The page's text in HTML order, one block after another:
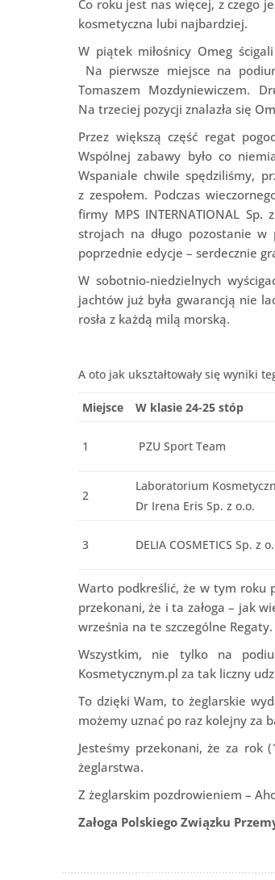
Co roku jest nas więcej, z czego
kosmetyczna lubi najbardziej.
W piątek miłośnicy Omeg
Na pierwsze miejsce na
Tomaszem Mozdyniewiczem.
Na trzeciej pozycji znalazła się
Przez większą część regat
Wspólnej zabawy było co
Wspaniale chwile spędziliśmy,
z zespołem. Podczas
firmy MPS INTERNATIONAL Sp.
strojach na długo pozostanie w
poprzednie edycje – serdecznie
W sobotnio-niedzielnych
jachtów już była gwarancją nie
rosła z każdą milą morską.
A oto jak ukształtowały się wyniki
Miejsce W klasie 24-25 stóp
1 PZU Sport Team
2
Laboratorium
Dr Irena Eris Sp. z o.o.
3 DELIA COSMETICS Sp. z
Warto podkreślić, że w tym roku
przekonani, że i ta załoga – jak
września na te szczególne Regaty.
Wszystkim, nie tylko na
Kosmetycznym.pl za tak liczny
To dzięki Wam, to żeglarskie
możemy uznać po raz kolejny za
Jesteśmy przekonani, że za rok
żeglarstwa.
Z żeglarskim pozdrowieniem –
Załoga Polskiego Związku